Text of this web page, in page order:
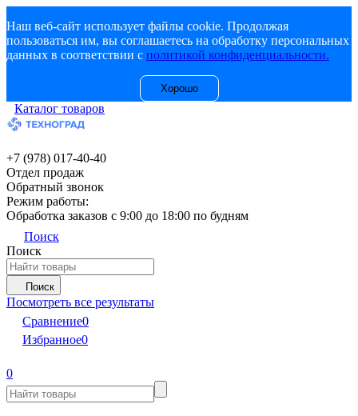
Наш веб-сайт использует файлы cookie. Продолжая
пользоваться им, вы соглашаетесь на обработку персональных
данных в соответствии с политикой конфиденциальности.
Хорошо
Каталог товаров
+7 (978) 017-40-40
Отдел продаж
Обратный звонок
Режим работы:
Обработка заказов с 9:00 до 18:00 по будням
Поиск
Поиск
Поиск
Посмотреть все результаты
Сравнение0
Избранное0
0